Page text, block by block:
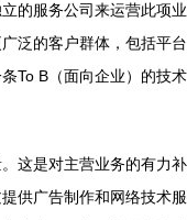
的服务公司来运营此项业
泛的客户群体，包括平台
To B（面向企业）的技术
这是对主营业务的有力补
供广告制作和网络技术服